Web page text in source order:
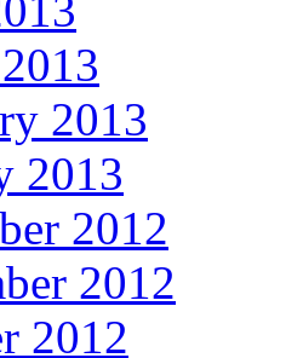
2013
2013
2012
2012
2012